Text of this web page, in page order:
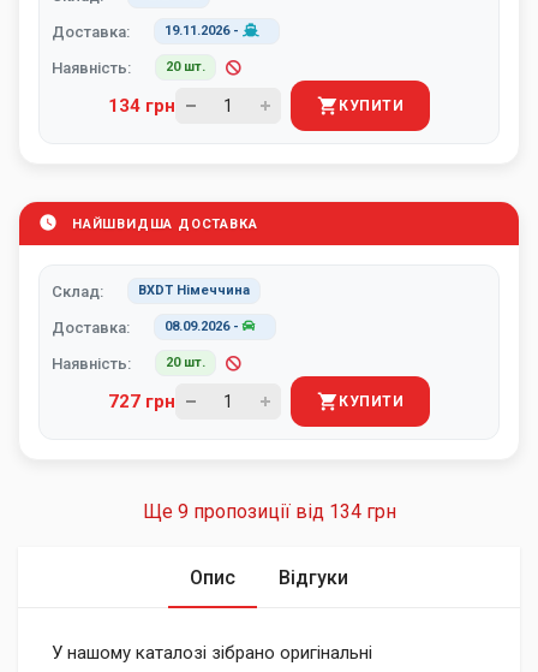
Доставка: 19.11.2026-
Наявність: 20 шт.
134 грн КУПИТИ
НАЙШВИДША ДОСТАВКА
Склад: BXDT Німеччина
Доставка: 08.09.2026-
Наявність: 20 шт.
727 грн КУПИТИ
Ще 9 пропозиції від 134 грн
Опис Відгуки
У нашому каталозі зібрано оригінальні